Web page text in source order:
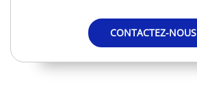
CONTACTEZ-NOUS